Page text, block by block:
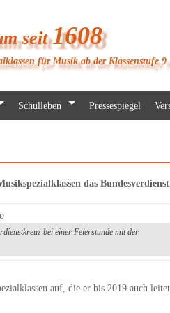
seit1608
für Musik ab der Klassenstufe 9
Schulleben Pressespiegel
das
bei einer Feierstunde mit der
auf, die er bis 2019 auch